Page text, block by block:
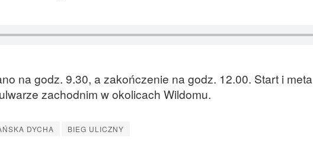
na godz. 9.30, a zakończenie na godz. 12.00. Start i meta
zachodnim w okolicach Wildomu.
DYCHA BIEG ULICZNY